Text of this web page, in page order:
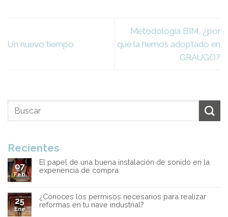
Un nuevo tiempo
Metodología BIM, ¿por
qué la hemos adoptado en
GRAUGO?
Recientes
07
Feb
El papel de una buena instalación de sonido en la
experiencia de compra
25
Ene
¿Conoces los permisos necesarios para realizar
reformas en tu nave industrial?